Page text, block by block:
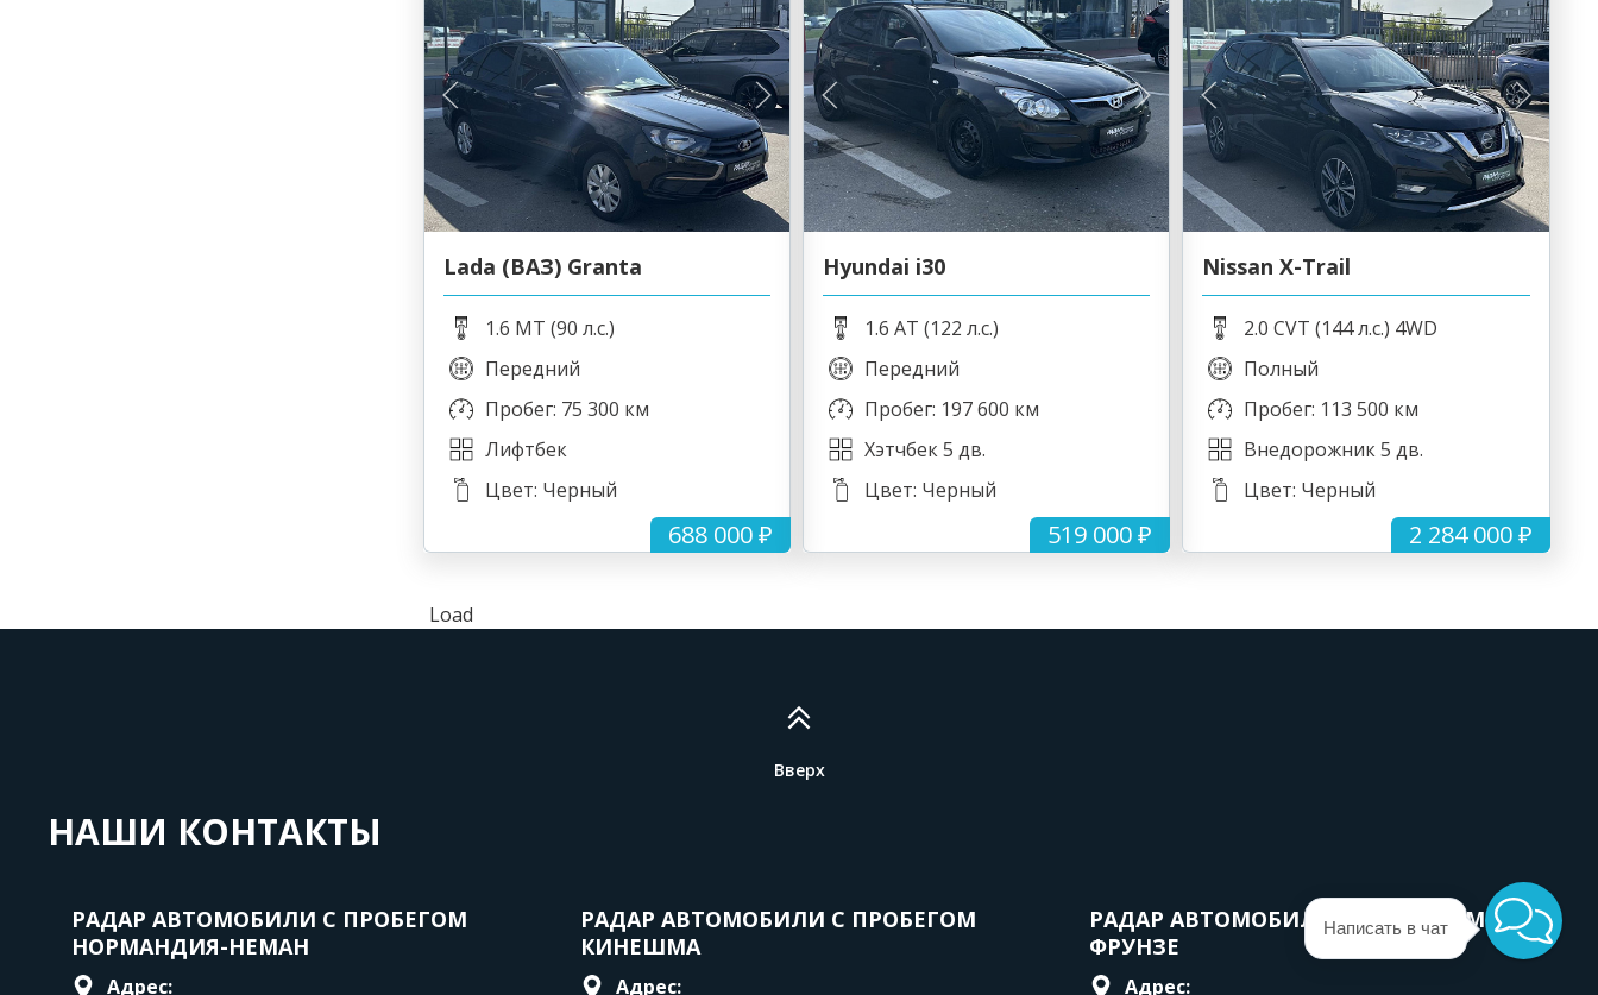
688 000 ₽
Lada (ВАЗ) Granta
1.6 MT (90 л.с.)
Передний
Пробег: 75 300 км
Лифтбек
Цвет: Черный
519 000 ₽
Hyundai i30
1.6 AT (122 л.с.)
Передний
Пробег: 197 600 км
Хэтчбек 5 дв.
Цвет: Черный
2 284 000 ₽
Nissan X-Trail
2.0 CVT (144 л.с.) 4WD
Полный
Пробег: 113 500 км
Внедорожник 5 дв.
Цвет: Черный
Load
Вверх
НАШИ КОНТАКТЫ
РАДАР АВТОМОБИЛИ С ПРОБЕГОМ
НОРМАНДИЯ-НЕМАН
Адрес:
РАДАР АВТОМОБИЛИ С ПРОБЕГОМ
КИНЕШМА
Адрес:
РАДАР АВТОМОБИЛИ С ПРОБЕГОМ
ФРУНЗЕ
Адрес:
Написать в чат